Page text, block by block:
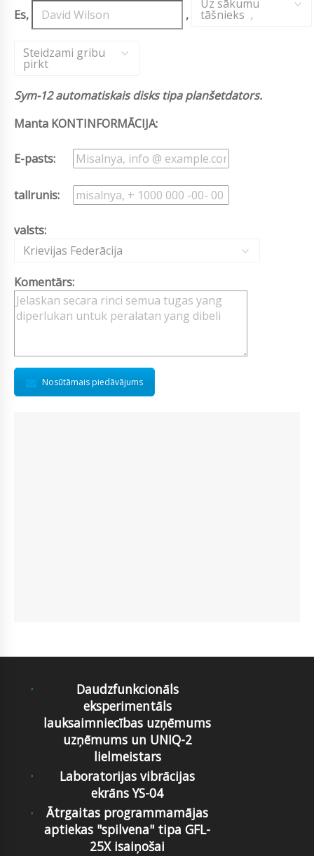
Es, ,
Uz sākumu
tāšnieks ,
Steidzami gribu
pirkt
Sym-12 automatiskais disks tipa planšetdators.
Manta KONTINFORMĀCIJA:
E-pasts:
tallrunis:
valsts:
Krievijas Federācija
Komentārs:
Nosūtāmais piedāvājums
Daudzfunkcionāls
eksperimentāls
lauksaimniecības uzņēmums
uzņēmums un UNIQ-2
lielmeistars
Laboratorijas vibrācijas
ekrāns YS-04
Ātrgaitas programmamājas
aptiekas "spilvena" tipa GFL-
25X isaiņošai